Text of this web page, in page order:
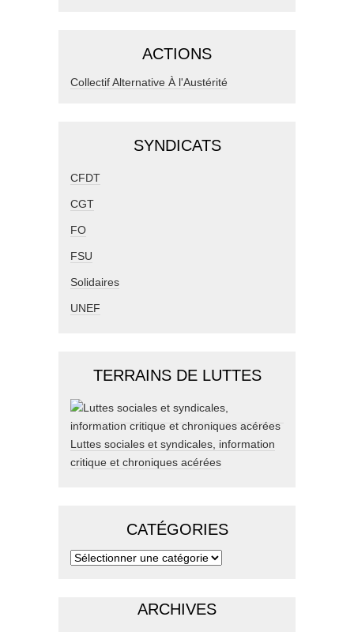
ACTIONS
Collectif Alternative À l'Austérité
SYNDICATS
CFDT
CGT
FO
FSU
Solidaires
UNEF
TERRAINS DE LUTTES
Luttes sociales et syndicales, information
critique et chroniques acérées
CATÉGORIES
ARCHIVES